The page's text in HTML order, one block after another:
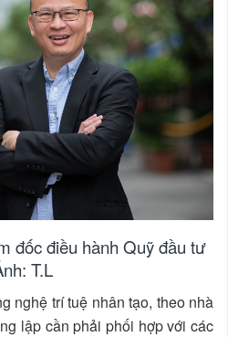
đốc điều hành Quỹ đầu tư
T.L
nghệ trí tuệ nhân tạo, theo nhà
lập cần phải phối hợp với các